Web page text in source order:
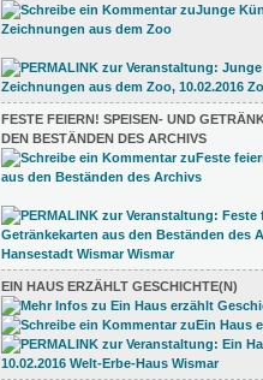
FESTE FEIERN! SPEISEN- UND
DEN BESTÄNDEN DES ARCHIVS
EIN HAUS ERZÄHLT GESCHICHTE(N)